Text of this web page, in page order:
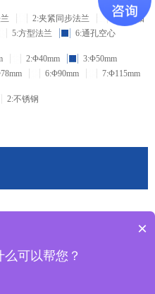
2:夹紧同步法兰
3:盲孔轴
5:方型法兰 6:通孔空心
2:Φ40mm
3:Φ50mm
6:Φ90mm 7:Φ115mm
2:不锈钢
×
可以帮您？